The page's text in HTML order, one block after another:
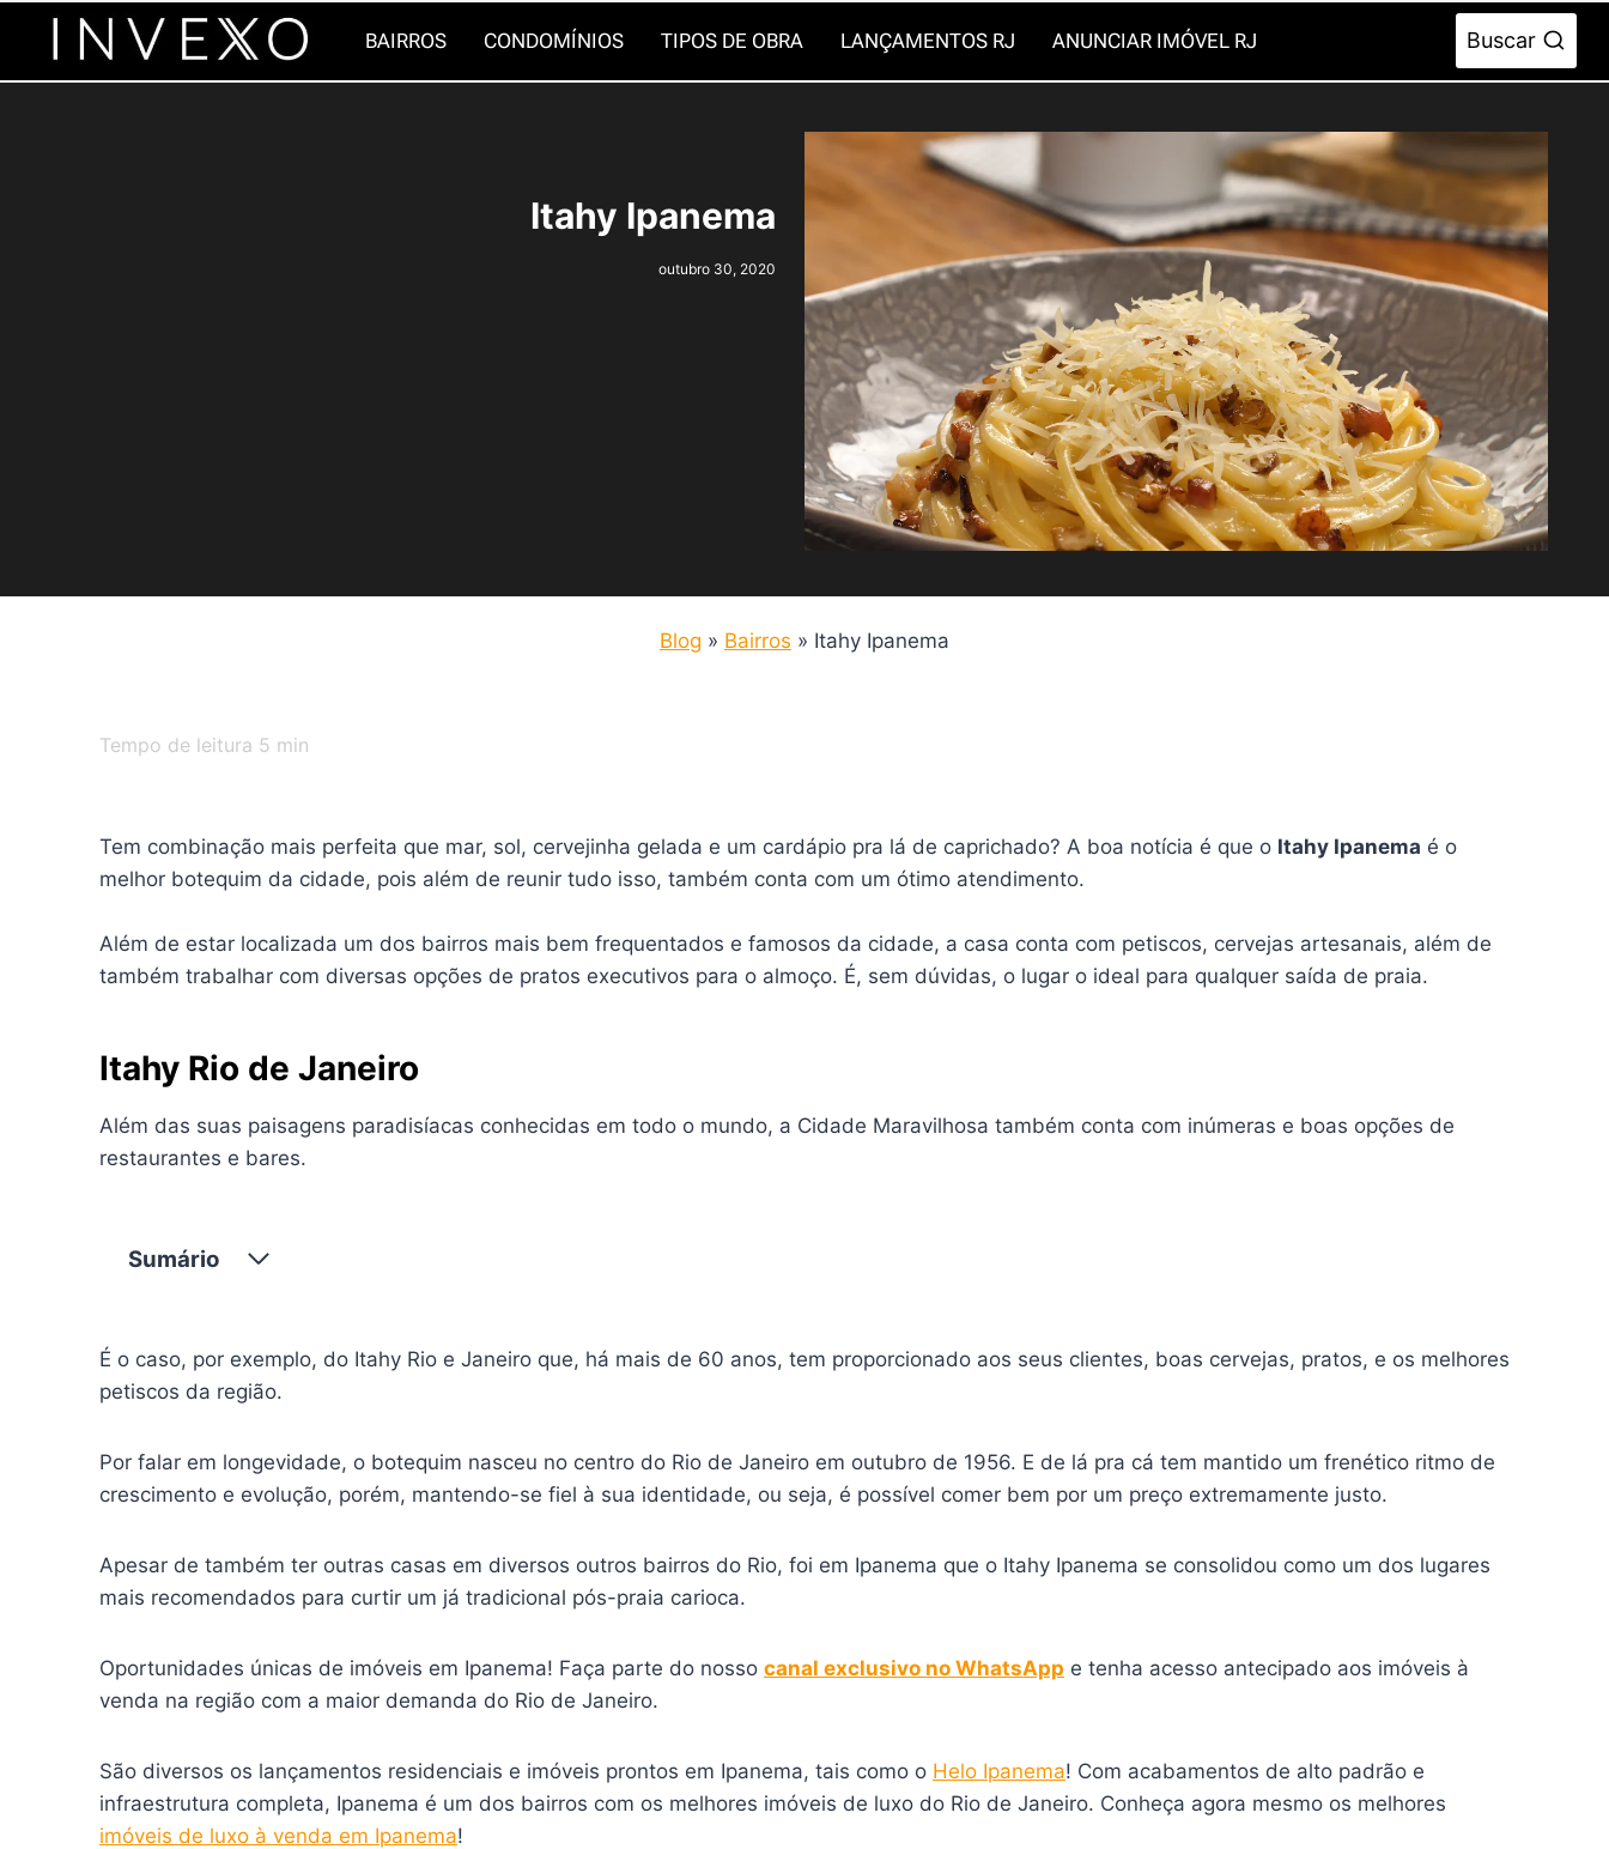
o
BAIRROS CONDOMÍNIOS TIPOS DE OBRA LANÇAMENTOS RJ ANUNCIAR IMÓVEL RJ Buscar
Itahy Ipanema
outubro 30, 2020
Blog » Bairros » Itahy Ipanema
Tempo de leitura 5 min
Tem combinação mais perfeita que mar, sol, cervejinha gelada e um cardápio pra lá de caprichado? A boa notícia é que o Itahy Ipanema é o
melhor botequim da cidade, pois além de reunir tudo isso, também conta com um ótimo atendimento.
Além de estar localizada um dos bairros mais bem frequentados e famosos da cidade, a casa conta com petiscos, cervejas artesanais, além de
também trabalhar com diversas opções de pratos executivos para o almoço. É, sem dúvidas, o lugar o ideal para qualquer saída de praia.
Itahy Rio de Janeiro
Além das suas paisagens paradisíacas conhecidas em todo o mundo, a Cidade Maravilhosa também conta com inúmeras e boas opções de
restaurantes e bares.
Sumário
É o caso, por exemplo, do Itahy Rio e Janeiro que, há mais de 60 anos, tem proporcionado aos seus clientes, boas cervejas, pratos, e os melhores
petiscos da região.
Por falar em longevidade, o botequim nasceu no centro do Rio de Janeiro em outubro de 1956. E de lá pra cá tem mantido um frenético ritmo de
crescimento e evolução, porém, mantendo-se fiel à sua identidade, ou seja, é possível comer bem por um preço extremamente justo.
Apesar de também ter outras casas em diversos outros bairros do Rio, foi em Ipanema que o Itahy Ipanema se consolidou como um dos lugares
mais recomendados para curtir um já tradicional pós-praia carioca.
Oportunidades únicas de imóveis em Ipanema! Faça parte do nosso canal exclusivo no WhatsApp e tenha acesso antecipado aos imóveis à
venda na região com a maior demanda do Rio de Janeiro.
São diversos os lançamentos residenciais e imóveis prontos em Ipanema, tais como o Helo Ipanema! Com acabamentos de alto padrão e
infraestrutura completa, Ipanema é um dos bairros com os melhores imóveis de luxo do Rio de Janeiro. Conheça agora mesmo os melhores
imóveis de luxo à venda em Ipanema!